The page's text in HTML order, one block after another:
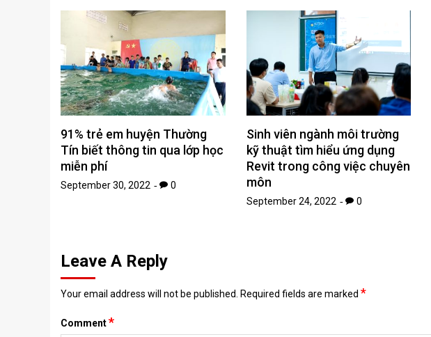
91% trẻ em huyện Thường
Tín biết thông tin qua lớp học
miễn phí
September 30, 2022 0
Sinh viên ngành môi trường
kỹ thuật tìm hiểu ứng dụng
Revit trong công việc chuyên
môn
September 24, 2022 0
Leave A Reply
Your email address will not be published. Required fields are marked *
Comment*